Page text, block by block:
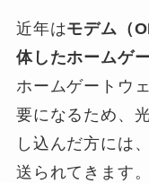
近年はモデム（
体したホームゲ
ホームゲートウ
要になるため、
し込んだ方には
送られてきます。